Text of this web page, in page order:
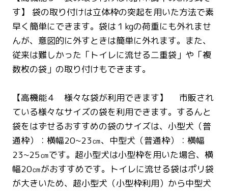
す】 袋の取り付けは立体枠の突起を用いた方法で素
早く簡単にできます。袋は１kgの荷重にも外れませ
んが、意図的に外すときは簡単に外れます。また、
従来は難しかった「トイレに流せる二重袋」や「複
数枚の袋」の取り付けもできます。
【高機能４ 様々な袋が利用できます】 市販され
ている様々なサイズの袋を利用できます。するんと
袋をはずせるおすすめの袋のサイズは、小型犬（普
通枠）：横幅20~23㎝、中型犬（普通枠）：横幅
23~25㎝です。超小型犬は小型枠を用いた場合、横
幅20㎝がおすすめです。トイレに流せる袋はポリ袋
が大きいため、超小型犬（小型枠利用）から中型犬